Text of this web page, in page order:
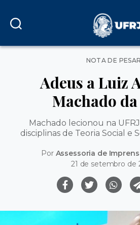
NOTA DE PESAR
Adeus a Luiz
Machado
Machado lecionou na UFRJ
disciplinas de Teoria Social e
Por Assessoria de
21 de setembro de